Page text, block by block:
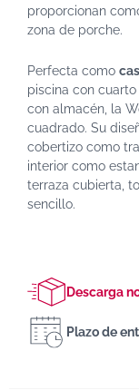
proporcionan
zona de porche.
Perfecta como
piscina con
con almacén, la
cuadrado. Su
cobertizo como
interior como
terraza cubierta,
sencillo.
Descarga
Plazo de